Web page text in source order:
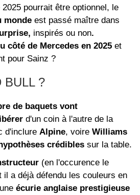
pourrait être optionnel, le
monde est passé maître dans
inspirés ou non.
côté de Mercedes en 2025 et
pour Sainz ?
BULL ?
de baquets vont
d'un coin à l'autre de la
d'inclure Alpine, voire Williams
crédibles sur la table.
(en l'occurence le
il a déjà défendu les couleurs en
écurie anglaise prestigieuse